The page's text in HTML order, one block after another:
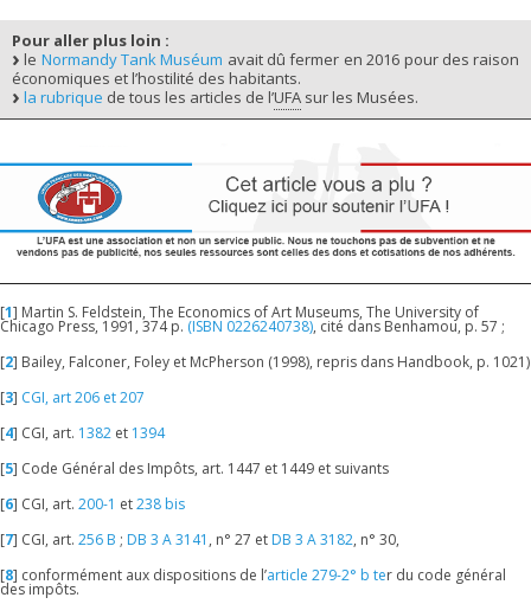
Pour aller plus loin :
le Normandy Tank Muséum avait dû fermer en 2016 pour des raison
économiques et l’hostilité des habitants.
la rubrique de tous les articles de l’UFAsur les Musées.
[1] Martin S. Feldstein, The Economics of Art Museums, The University of
Chicago Press,‎ 1991, 374 p. (ISBN 0226240738), cité dans Benhamou, p. 57 ;
[2] Bailey, Falconer, Foley et McPherson (1998), repris dans Handbook, p. 1021)
[3] CGI, art 206 et 207
[4] CGI, art. 1382 et 1394
[5] Code Général des Impôts, art. 1447 et 1449 et suivants
[6] CGI, art. 200-1 et238 bis
[7] CGI, art. 256 B ; DB 3 A 3141 , n° 27 et DB 3 A 3182, n° 30,
[8] conformément aux dispositions de l’article 279-2° b ter du code général
des impôts.